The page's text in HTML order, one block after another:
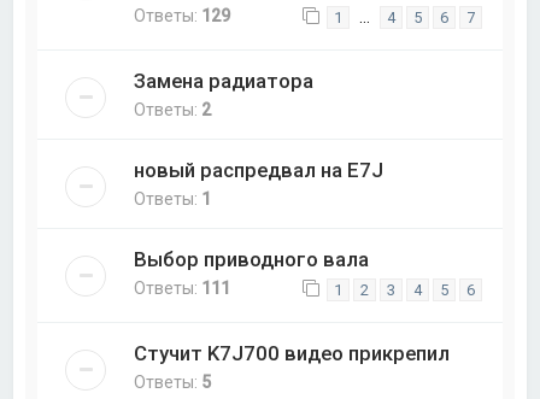
Ответы: 129 1 4 5 6 7
Замена радиатора
Ответы: 2
новый распредвал на E7J
Ответы: 1
Выбор приводного вала
Ответы: 111 1 2 3 4 5 6
Стучит K7J700 видео прикрепил
Ответы: 5